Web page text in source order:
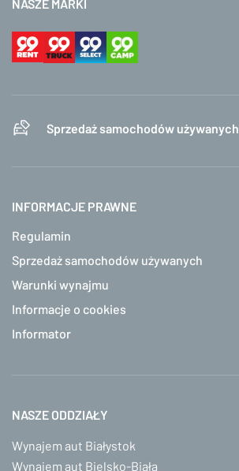
NASZE MARKI
Sprzedaż samochodów używanych
INFORMACJE PRAWNE
Regulamin
Sprzedaż samochodów używanych
Warunki wynajmu
Informacje o cookies
Informator
NASZE ODDZIAŁY
Wynajem aut Białystok
Wynajem aut Bielsko-Biała